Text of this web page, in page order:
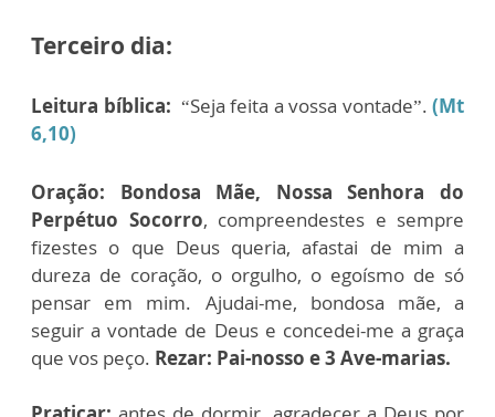
Terceiro dia:
Leitura bíblica: “Seja feita a vossa vontade”. (Mt
6,10)
Oração: Bondosa Mãe, Nossa Senhora do
Perpétuo Socorro, compreendestes e sempre
fizestes o que Deus queria, afastai de mim a
dureza de coração, o orgulho, o egoísmo de só
pensar em mim. Ajudai-me, bondosa mãe, a
seguir a vontade de Deus e concedei-me a graça
que vos peço. Rezar: Pai-nosso e 3 Ave-marias.